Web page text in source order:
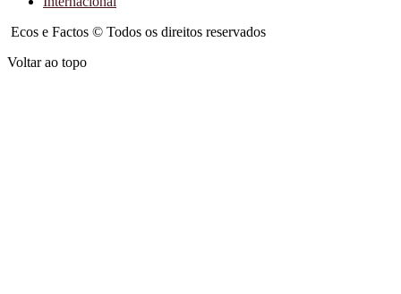
Ecos e Factos © Todos os direitos reservados
Voltar ao topo